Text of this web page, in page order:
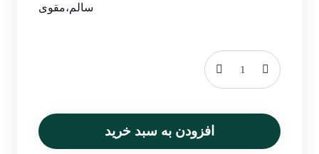
سالم،مقوی
خرما
کیلوگرمافزودن به سبد خرید